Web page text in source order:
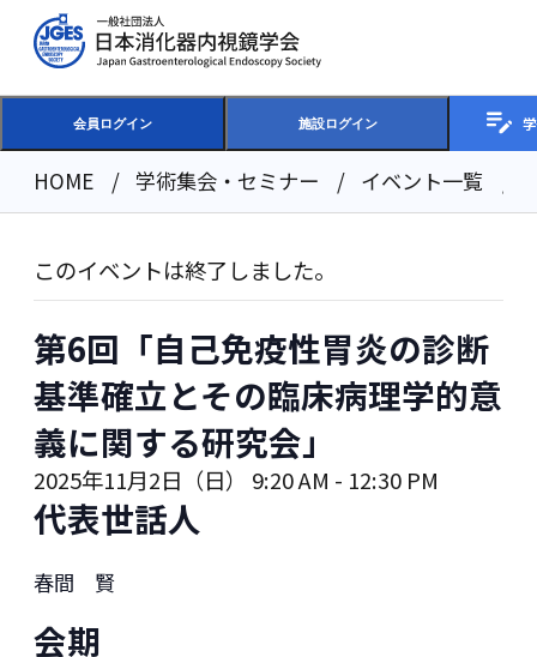
会員ログイン 施設ログイン
HOME 学術集会・セミナー イベント一覧
このイベントは終了しました。
第6回「自己免疫性胃炎の診断
基準確立とその臨床病理学的意
義に関する研究会」
2025年11月2日（日） 9:20 AM - 12:30 PM
代表世話人
春間 賢
会期